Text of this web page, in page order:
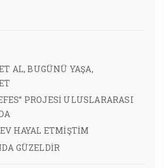
AL, BUGÜNÜ YAŞA,
PROJESİ ULUSLARARASI
HAYAL ETMİŞTİM
GÜZELDİR